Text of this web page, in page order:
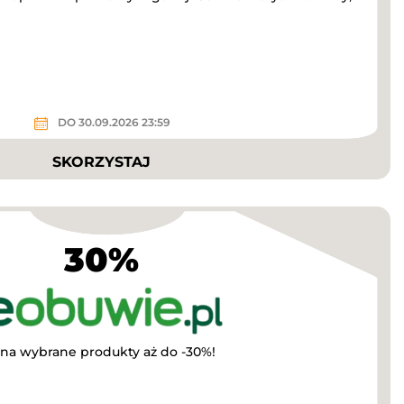
DO 30.09.2026 23:59
SKORZYSTAJ
30%
wybrane produkty aż do -30%!